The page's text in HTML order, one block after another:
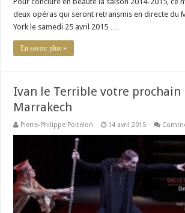
deux opéras qui seront retransmis en directe du
York le samedi 25 avril 2015 …
En savoir plus »
Ivan le Terrible votre prochain
Marrakech
Pierre-Philippe Poitelon 14 avril 2015